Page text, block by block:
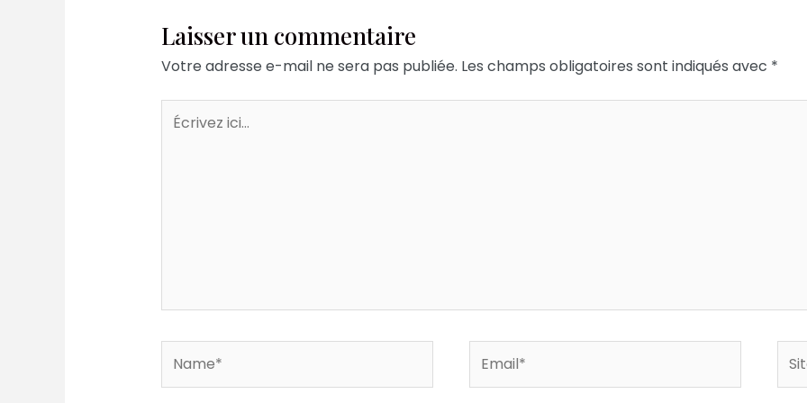
Laisser un commentaire
Votre adresse e-mail ne sera pas publiée. Les champs obligatoires sont indiqués avec *
Écrivez
ici…